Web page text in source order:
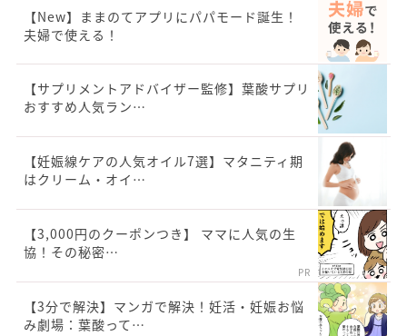
【New】ままのてアプリにパパモード誕生！
夫婦で使える！
【サプリメントアドバイザー監修】葉酸サプリ
おすすめ人気ラン…
【妊娠線ケアの人気オイル7選】マタニティ期
はクリーム・オイ…
【3,000円のクーポンつき】 ママに人気の生
協！その秘密…
PR
【3分で解決】マンガで解決！妊活・妊娠お悩
み劇場：葉酸って…